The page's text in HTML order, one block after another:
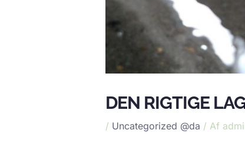
DEN RIGTIGE
/ Uncategorized @da / Af